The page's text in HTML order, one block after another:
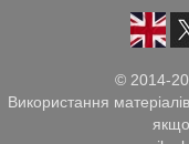
© 2014-
Використання